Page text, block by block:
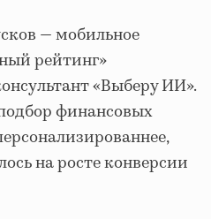
— мобильное
рейтинг»
«Выберу ИИ».
финансовых
на росте конверсии